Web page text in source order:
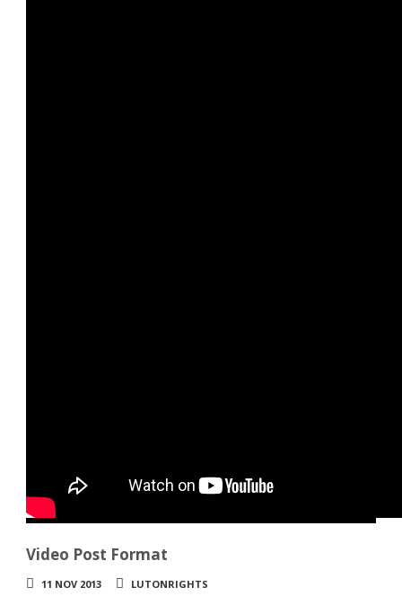
Video Post Format
11 NOV 2013 LUTONRIGHTS